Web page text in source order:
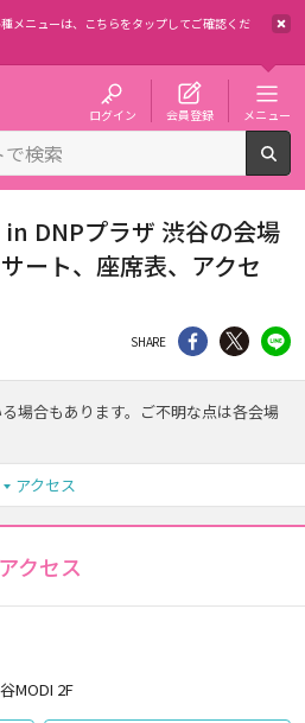
メニューは、
こちらをタップしてご確認くだ
ログイン 会員登録 メニュー
DNPプラザ 渋谷の会場
ート、座席表、アクセ
SHARE シェア Twitter
場合もあります。ご不明な点は各会場
アクセス
アクセス
MODI 2F